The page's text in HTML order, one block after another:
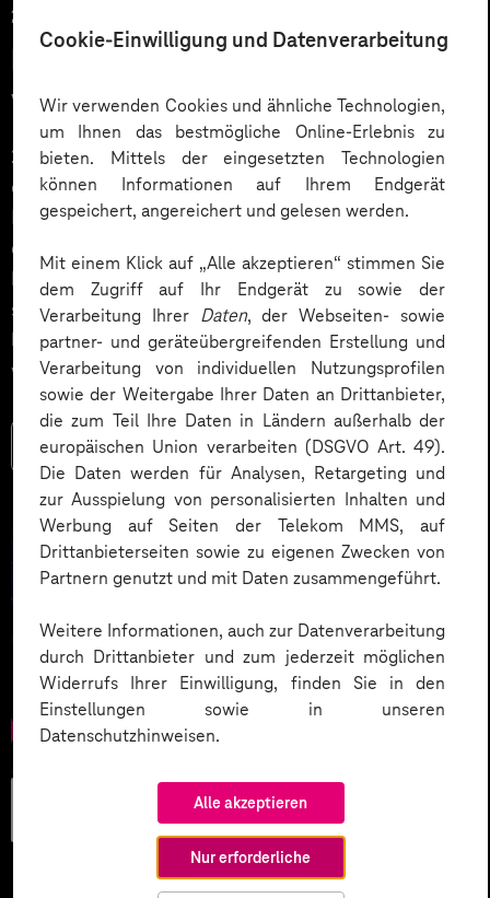
Cookie-Einwilligung und Datenverarbeitung
Wir verwenden Cookies und ähnliche Technologien,
um Ihnen das bestmögliche Online-Erlebnis zu
bieten. Mittels der eingesetzten Technologien
können Informationen auf Ihrem Endgerät
gespeichert, angereichert und gelesen werden.
Mit einem Klick auf „Alle akzeptieren“ stimmen Sie
dem Zugriff auf Ihr Endgerät zu sowie der
Verarbeitung Ihrer Daten, der Webseiten- sowie
partner- und geräteübergreifenden Erstellung und
Verarbeitung von individuellen Nutzungsprofilen
sowie der Weitergabe Ihrer Daten an Drittanbieter,
die zum Teil Ihre Daten in Ländern außerhalb der
europäischen Union verarbeiten (DSGVO Art. 49).
Die Daten werden für Analysen, Retargeting und
zur Ausspielung von personalisierten Inhalten und
Werbung auf Seiten der Telekom MMS, auf
Drittanbieterseiten sowie zu eigenen Zwecken von
Partnern genutzt und mit Daten zusammengeführt.
Weitere Informationen, auch zur Datenverarbeitung
durch Drittanbieter und zum jederzeit möglichen
Widerrufs Ihrer Einwilligung, finden Sie in den
Einstellungen sowie in unseren
Datenschutzhinweisen.
Alle akzeptieren
Nur erforderliche
25.02.2026
KI-Trends 2026: Digitalisierung
vom Hype zum echten Mehrwert
2025 haben viele Unternehmen mit KI
experimentiert: erste Assistenten, erste Piloten, erste
Prozess-Ideen. 2026 wird der nächste Schritt
entscheidend – aus einzelnen Use Cases wird ein
belastbares Betriebsmodell. Denn eine gute Demo ist
schnell gebaut. Wert entsteht erst, wenn KI integriert
läuft, Risiken beherrschbar bleiben und Teams wissen,
wer wofür verantwortlich ist.
Mehr lesen